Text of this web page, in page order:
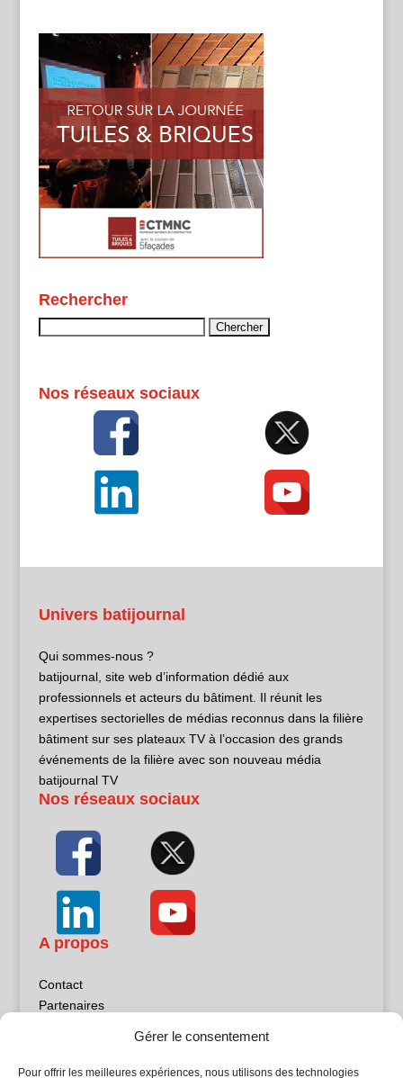
Gérer le consentement
Pour offrir les meilleures expériences, nous utilisons des technologies
Rechercher
Nos réseaux sociaux
Univers batijournal
Qui sommes-nous ?
batijournal, site web d’information dédié aux
professionnels et acteurs du bâtiment. Il réunit les
expertises sectorielles de médias reconnus dans la filière
bâtiment sur ses plateaux TV à l’occasion des grands
événements de la filière avec son nouveau média
batijournal TV
Nos réseaux sociaux
A propos
Contact
Partenaires
Politique de confidentialité